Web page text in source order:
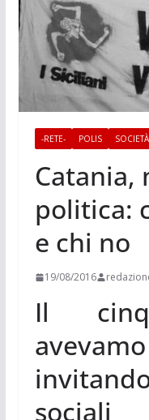
-RETE- POLIS SOCIETÀ
Catania,
politica:
e chi no
19/08/2016
Il